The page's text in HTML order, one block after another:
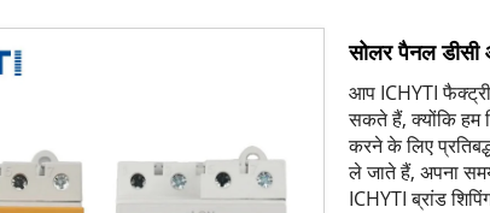
सोलर पैनल
आप ICHYTI
सकते हैं, क्योंकि हम
करने के लिए
ले जाते हैं, अपना
ICHYTI ब्रांड